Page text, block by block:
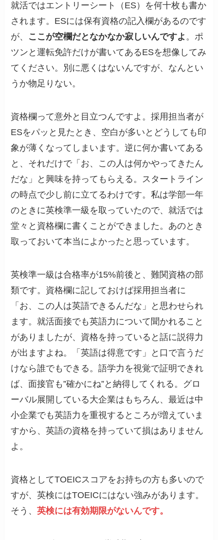
就活ではエントリーシート（ES）を何十枚も書か
されます。ESには保有資格の記入欄があるのです
が、 ここが空欄だとなかなか寂しいんですよ 。ポ
ツンと運転免許だけが書いてあるESを想像してみ
てください。別に悪くはないんですが、なんとい
うか物足りない。
資格欄って意外と目立つんですよ。採用担当者が
ESをパッと見たとき、空白が多いとどうしても印
象が薄くなってしまいます。逆に何か書いてある
と、それだけで「お、この人は何かやってきたん
だな」と興味を持ってもらえる。スタートライン
の時点で少し前に立てるわけです。私は学部一年
のときに英検準一級を取っていたので、就活では
堂々と資格欄に書くことができました。あのとき
取っておいて本当によかったと思っています。
英検準一級は合格率が15%前後と、難関資格の部
類です。資格欄に記しておけば採用担当者に
「お、この人は英語できるんだな」と思わせられ
ます。就活面接でも英語力について聞かれること
がありましたが、資格を持っていると話に説得力
が出ますよね。「英語は得意です」と口で言うだ
けなら誰でもできる。語学力を視覚で証明できれ
ば、面接官も”確かにね”と納得してくれる。グロ
ーバル展開している大企業はもちろん、最近は中
小企業でも英語力を重視するところが増えていま
すから、英語の資格を持っていて損はありません
よ。
資格としてTOEICスコアをお持ちの方も多いので
すが、英検にはTOEICにはない強みがあります。
そう、英検には有効期限がないんです。